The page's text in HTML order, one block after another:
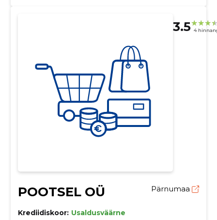
3.5 4
POOTSEL OÜ Pärnumaa
Krediidiskoor: Usaldusväärne